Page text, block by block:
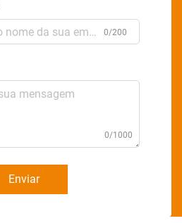
0/200
0/1000
Enviar